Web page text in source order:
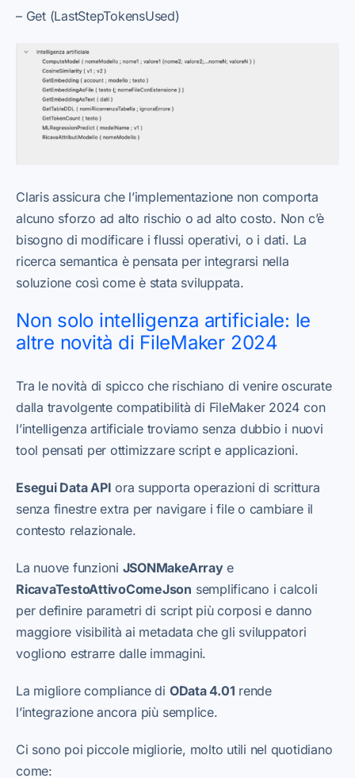
– Get (LastStepTokensUsed)
Claris assicura che l’implementazione non comporta
alcuno sforzo ad alto rischio o ad alto costo. Non c’è
bisogno di modificare i flussi operativi, o i dati. La
ricerca semantica è pensata per integrarsi nella
soluzione così come è stata sviluppata.
Non solo intelligenza artificiale: le
altre novità di FileMaker 2024
Tra le novità di spicco che rischiano di venire oscurate
dalla travolgente compatibilità di FileMaker 2024 con
l’intelligenza artificiale troviamo senza dubbio i nuovi
tool pensati per ottimizzare script e applicazioni.
Esegui Data API ora supporta operazioni di scrittura
senza finestre extra per navigare i file o cambiare il
contesto relazionale.
La nuove funzioni JSONMakeArraye
RicavaTestoAttivoComeJson semplificano i calcoli
per definire parametri di script più corposi e danno
maggiore visibilità ai metadata che gli sviluppatori
vogliono estrarre dalle immagini.
La migliore compliance di OData 4.01 rende
l’integrazione ancora più semplice.
Ci sono poi piccole migliorie, molto utili nel quotidiano
come: